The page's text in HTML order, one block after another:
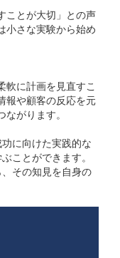
ことが大切」との声
小さな実験から始め
軟に計画を見直すこ
報や顧客の反応を元
がります。
に向けた実践的な
ことができます。
その知見を自身の